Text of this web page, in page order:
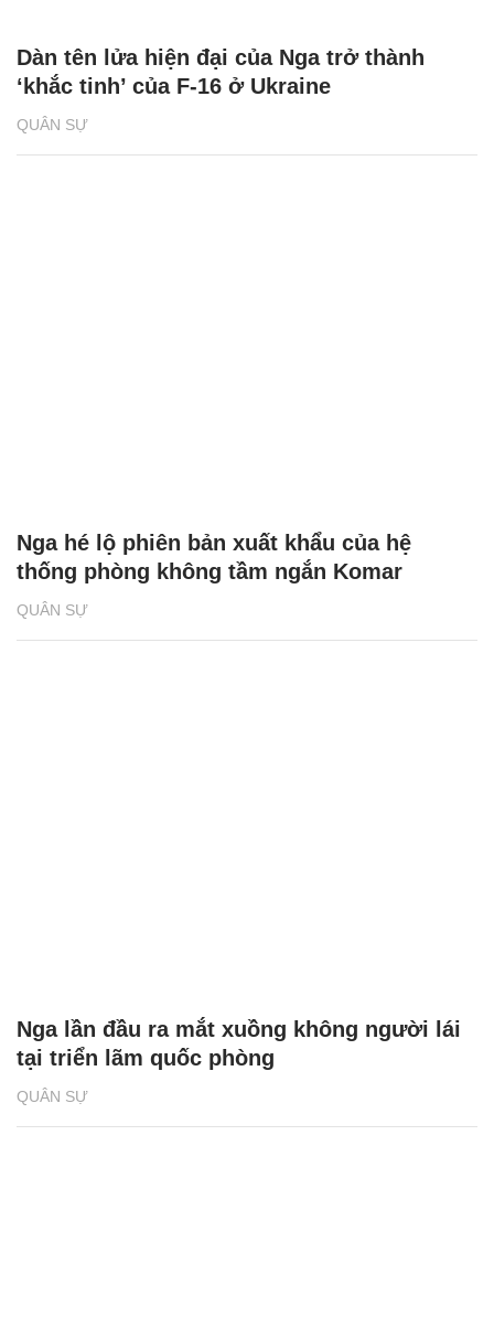
QUÂN SỰ
Dàn tên lửa hiện đại của Nga trở thành
‘khắc tinh’ của F-16 ở Ukraine
QUÂN SỰ
Nga hé lộ phiên bản xuất khẩu của hệ
thống phòng không tầm ngắn Komar
QUÂN SỰ
Nga lần đầu ra mắt xuồng không người lái
tại triển lãm quốc phòng